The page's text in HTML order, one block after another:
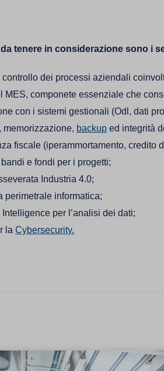
tenere in considerazione sono i
controllo dei processi aziendali
MES, componete essenziale che
con i sistemi gestionali (Odl, dati
memorizzazione, backup ed integrità
fiscale (iperammortamento, credito
e fondi per i progetti;
Industria 4.0;
perimetrale informatica;
per l’analisi dei dati;
laCybersecurity.